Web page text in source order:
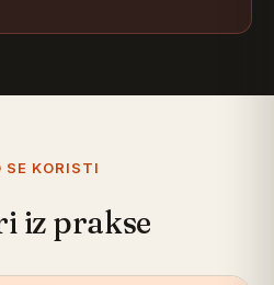
SE KORISTI
iz prakse